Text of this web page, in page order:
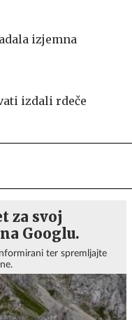
izjemna
izdali rdeče
za svoj
Googlu.
ter spremljajte